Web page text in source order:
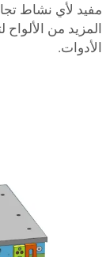
مفيد لأي نشاط
المزيد من
الأدوات.